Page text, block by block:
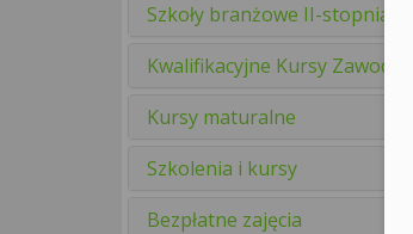
Szkoły branżowe II-stopnia
Kwalifikacyjne Kursy
Kursy maturalne
Szkolenia i kursy
Bezpłatne zajęcia